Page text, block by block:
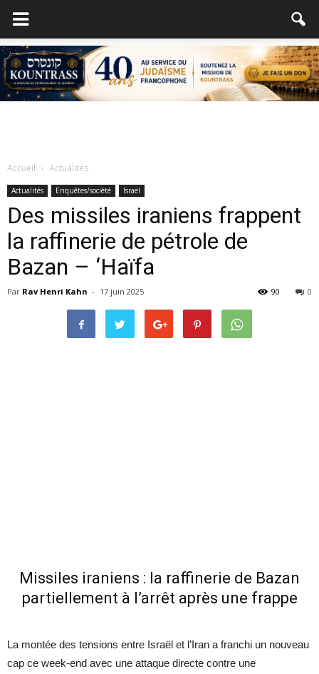
Accueil Actualités
Actualités Enquêtes/société Israël
Des missiles iraniens frappent
la raffinerie de pétrole de
Bazan – ‘Haïfa
Par Rav Henri Kahn - 17 juin 2025 0
90
Missiles iraniens : la raffinerie de Bazan
partiellement à l’arrêt après une frappe
La montée des tensions entre Israël et l’Iran a franchi un nouveau
cap ce week-end avec une attaque directe contre une